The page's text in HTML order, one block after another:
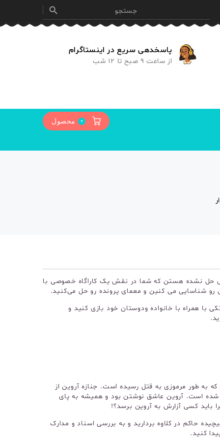

پاسخدهی سریع در اینستاگرام
از ساعت 9 صبح تا 12 شب
0 محصول
حل نشده هستن که شما در نقش یک کاراگاه خصوصی با
رو شناسایی می کنین و معمای پرونده رو حل می‌کنید.
با همراه با خانواده ودوستان خود بازی کنید و
17 ساله‌ای است که به طور مرموزی به قتل رسیده است. جنازه آروین از
شده است. آروین عاشق نوشتن بود و همیشه به پای
باید کسی آزارش به آروین برسد؟!
حاکم در کلاوه بردارید و به بررسی اسناد و مدارک
کنید.